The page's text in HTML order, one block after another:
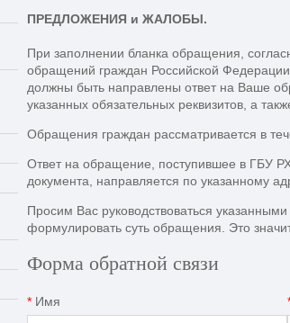
ПРЕДЛОЖЕНИЯ и ЖАЛОБЫ.
При заполнении бланка обращения,
обращений граждан Российской
должны быть направлены ответ на Ваше
указанных обязательных реквизитов, а
Обращения граждан рассматривается в
Ответ на обращение, поступившее в ГБУ
документа, направляется по указанному
Просим Вас руководствоваться
формулировать суть обращения. Это
Форма обратной связи
* Имя